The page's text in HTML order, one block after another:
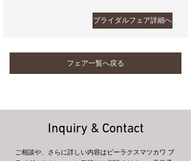
ブライダルフェア詳細へ
フェア一覧へ戻る
Inquiry & Contact
ご相談や、さらに詳しい内容はビーラクスマツカワ ブ